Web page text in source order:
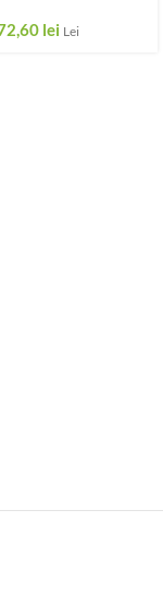
lei Lei